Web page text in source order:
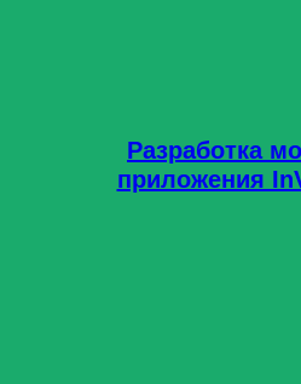
Разработка
приложения